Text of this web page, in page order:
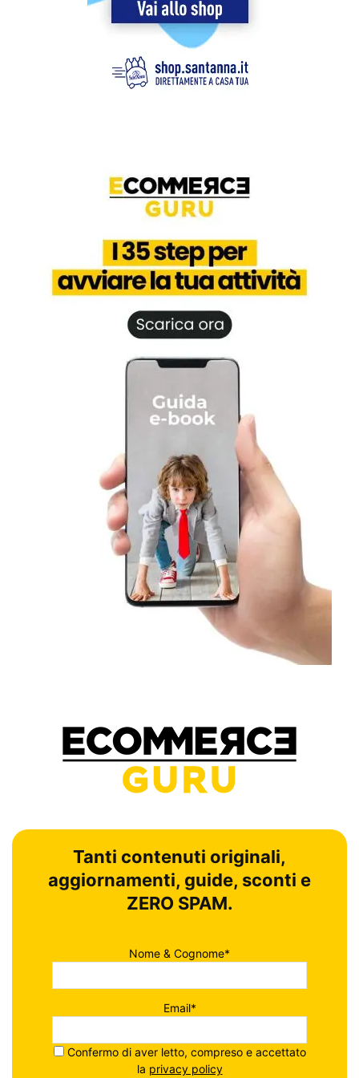
Tanti contenuti originali,
aggiornamenti, guide, sconti e
ZERO SPAM.
Nome & Cognome*
Email*
Confermo di aver letto, compreso e accettato
la privacy policy